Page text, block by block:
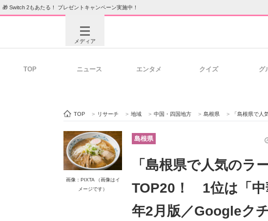
🎁 Switch 2もあたる！ プレゼントキャンペーン実施中！
メディア
ビジネスと働き方のヒント
ITエンジニア向け専門サイト 企業向けIT製品の総合サイト
TOP ニュース エンタメ クイズ グ
TOP > リサーチ > 地域 > 中国・四国地方 > 島根県 > 「島根県で人気のラ
画像：PIXTA （画像はイ
メージです）
島根県
「島根県で人気のラ
TOP20！ 1位は「中
年2月版／Googleクチ